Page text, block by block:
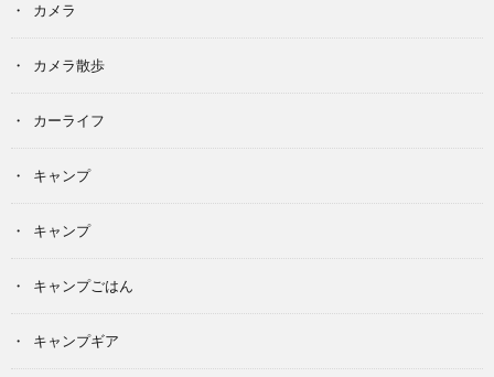
カメラ
カメラ散歩
カーライフ
キャンプ
キャンプ
キャンプごはん
キャンプギア